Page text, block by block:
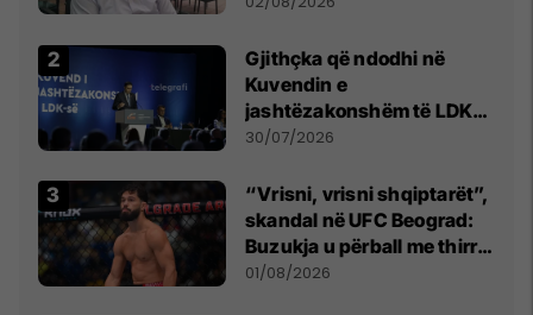
Gjithçka që ndodhi në
Kuvendin e
jashtëzakonshëm të LDK-
së
30/07/2026
“Vrisni, vrisni shqiptarët”,
skandal në UFC Beograd:
Buzukja u përball me thirrje
anti-shqiptare nga
01/08/2026